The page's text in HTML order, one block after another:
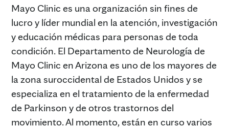
Mayo Clinic es una organización sin fines de
lucro y líder mundial en la atención, investigación
y educación médicas para personas de toda
condición. El Departamento de Neurología de
Mayo Clinic en Arizona es uno de los mayores de
la zona suroccidental de Estados Unidos y se
especializa en el tratamiento de la enfermedad
de Parkinson y de otros trastornos del
movimiento. Al momento, están en curso varios